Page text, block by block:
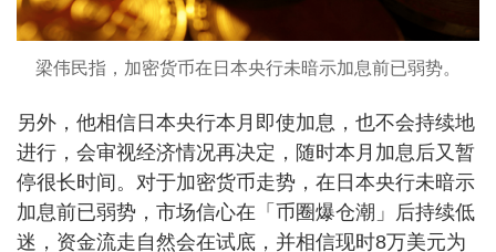
梁伟民指，加密货币在日本央行未暗示加息前已弱势。
另外，他相信日本央行本月即使加息，也不会持续地
进行，会审视经济情况再决定，随时本月加息后又暂
停很长时间。对于加密货币走势，在日本央行未暗示
加息前已弱势，市场信心在「币圈爆仓潮」后持续低
迷，资金流走自然会在试底，并相信现时8万美元为